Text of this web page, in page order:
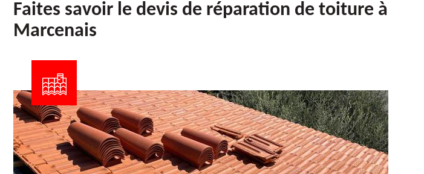
Faites savoir le devis de réparation de toiture à
Marcenais